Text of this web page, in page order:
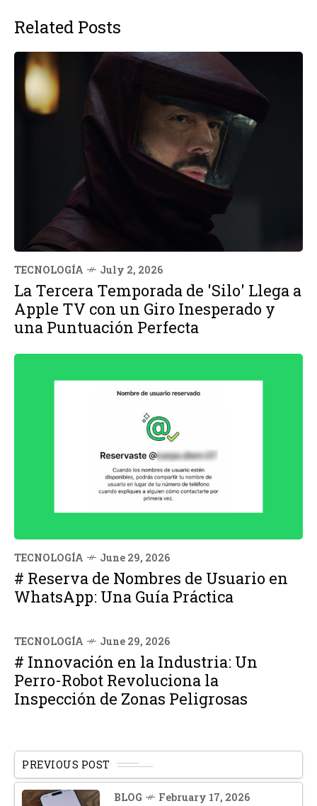
Related Posts
TECNOLOGÍA July 2, 2026
La Tercera Temporada de 'Silo' Llega a
Apple TV con un Giro Inesperado y
una Puntuación Perfecta
TECNOLOGÍA June 29, 2026
# Reserva de Nombres de Usuario en
WhatsApp: Una Guía Práctica
TECNOLOGÍA June 29, 2026
# Innovación en la Industria: Un
Perro-Robot Revoluciona la
Inspección de Zonas Peligrosas
PREVIOUS POST
BLOG February 17, 2026